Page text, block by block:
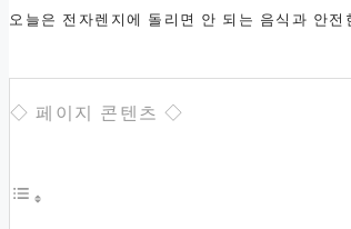
오늘은 전자렌지에 돌리면 안 되는 음식과 안
◇ 페이지 콘텐츠 ◇